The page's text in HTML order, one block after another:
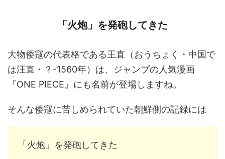
「火炮」を発砲してきた
大物倭寇の代表格である王直（おうちょく・中国で
は汪直・？-1560年）は、ジャンプの人気漫画
『ONE PIECE』にも名前が登場しますね。
そんな倭寇に苦しめられていた朝鮮側の記録には
「火炮」を発砲してきた